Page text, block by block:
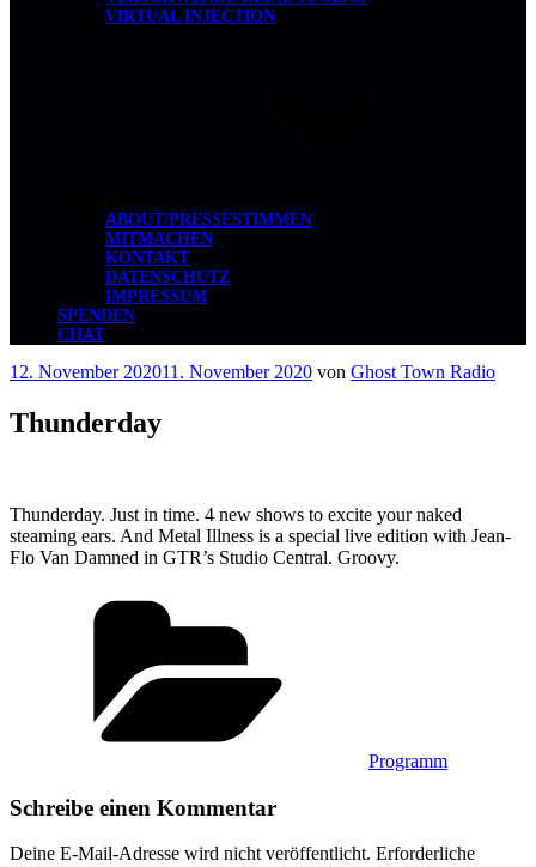
VIRTUAL INJECTION
ABOUT/PRESSESTIMMEN
MITMACHEN
KONTAKT
DATENSCHUTZ
IMPRESSUM
SPENDEN
CHAT
Veröffentlicht
12. November 202011. November 2020 von Ghost Town Radio
Thunderday
Thunderday. Just in time. 4 new shows to excite your naked
steaming ears. And Metal Illness is a special live edition with Jean-
Flo Van Damned in GTR’s Studio Central. Groovy.
Programm
Schreibe einen Kommentar
Deine E-Mail-Adresse wird nicht veröffentlicht. Erforderliche